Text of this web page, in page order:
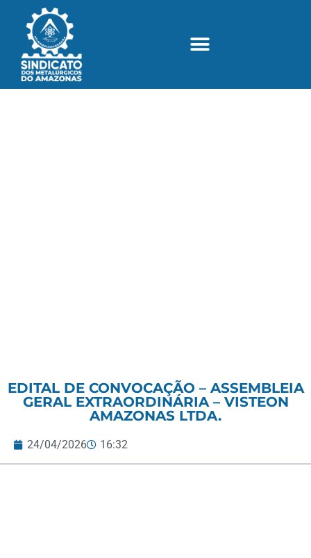
EDITAL DE CONVOCAÇÃO – ASSEMBLEIA
GERAL EXTRAORDINÁRIA – VISTEON
AMAZONAS LTDA.
24/04/2026 16:32